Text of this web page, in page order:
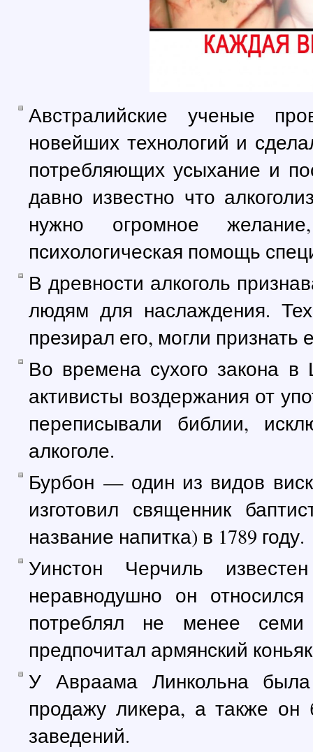
Австралийские ученые
новейших технологий и
потребляющих усыхание и
давно известно что
нужно огромное
психологическая помощь
В древности алкоголь
людям для наслаждения.
презирал его, могли признать
Во времена сухого закона в
активисты воздержания от
переписывали библии,
алкоголе.
Бурбон — один из видов
изготовил священник
название напитка) в 1789 году.
Уинстон Черчиль
неравнодушно он
потреблял не менее
предпочитал армянский
У Авраама Линкольна
продажу ликера, а также он
заведений.